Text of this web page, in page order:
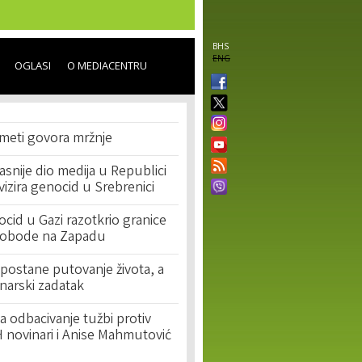
BHS
ENG
OGLASI O MEDIACENTRU
govora mržnje
dio medija u Republici
genocid u Srebrenici
u Gazi razotkrio granice
na Zapadu
putovanje života, a
zadatak
odbacivanje tužbi protiv
novinari i Anise Mahmutović